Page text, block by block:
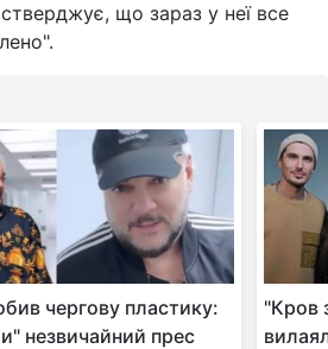
що зараз у неї все
чергову пластику:
незвичайний прес
"Кров